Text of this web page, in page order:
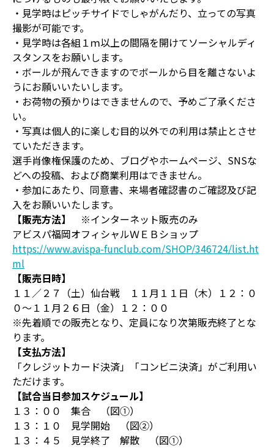
・見学時はピッチサイドでしゃがんだり、立っての写真
撮影が可能です。
・見学時は各組１ｍ以上の間隔を開けてソーシャルディ
スタンスをお願いします。
・ボールが飛んできますのでボールから目を離さないよ
うにお願いいたいします。
・お荷物の預かりはできませんので、予めご了承くださ
い。
・写真は個人的に楽しむ目的以外での利用は禁止とさせ
ていただきます。
選手肖像権保護のため、ブログやホームページ、SNSな
どへの投稿、および商業利用はできません。
・参加にあたり、同意書、来場者確認書のご確認及び記
入をお願いいたします。
【販売方法】
※インターネット販売のみ
アビスパ福岡オフィシャルＷＥＢショップ
https://www.avispa-funclub.com/SHOP/346724/list.ht
ml
【販売日時】
１１／２７（土）仙台戦 １１月１１日（木）１２：０
０～１１月２６日（金）１２：００
※先着順での販売となり、定員になり次第販売終了とな
ります。
【支払方法】
「クレジットカード決済」「コンビニ決済」がご利用い
ただけます。
【試合当日参加スケジュール】
１３：００ 集合 （図①）
１３：１０ 見学開始 （図②）
１３：４５ 見学終了 解散 （図①）